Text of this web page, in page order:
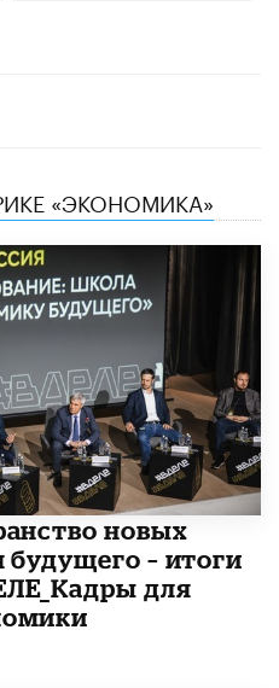
«ЭКОНОМИКА»
новых
– итоги
для